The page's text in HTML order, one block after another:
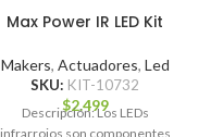
Max Power IR LED Kit
Makers, Actuadores, Led
SKU: KIT-10732
$2.499
Descripción: Los LEDs
infrarrojos son componentes